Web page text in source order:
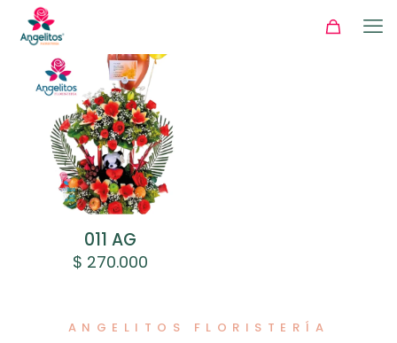
011 AG
$ 270.000
ANGELITOS FLORISTERÍA